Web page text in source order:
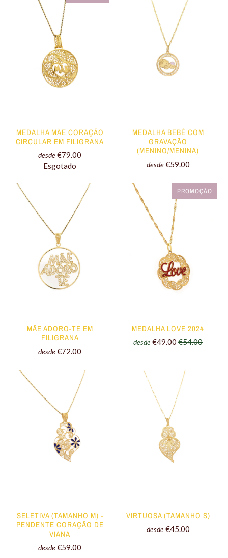
MEDALHA MÃE CORAÇÃO
CIRCULAR EM FILIGRANA
desde €79.00
Esgotado
MEDALHA BEBÉ COM
GRAVAÇÃO
(MENINO/MENINA)
desde €59.00
MÃE ADORO-TE EM
FILIGRANA
desde €72.00
PROMOÇÃO
MEDALHA LOVE 2024
desde €49.00 €54.00
SELETIVA (TAMANHO M) -
PENDENTE CORAÇÃO DE
VIANA
desde €59.00
VIRTUOSA (TAMANHO S)
desde €45.00